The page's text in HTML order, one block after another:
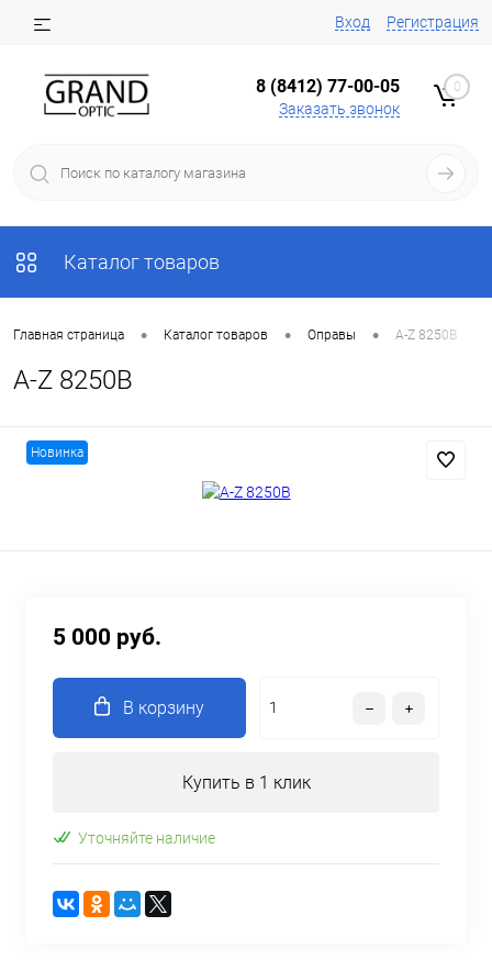
Вход Регистрация
8 (8412) 77-00-05
Заказать звонок
0
Каталог товаров
Главная страница • Каталог товаров • Оправы • A-Z 8250B
A-Z 8250B
Новинка
5 000 руб.
В корзину
Купить в 1 клик
Уточняйте наличие